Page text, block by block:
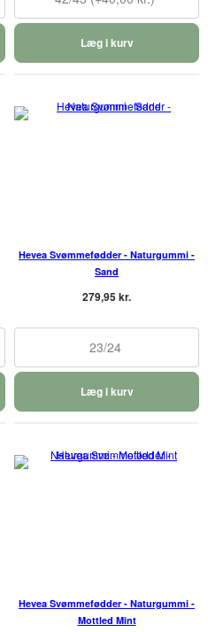
Læg i kurv
Hevea Svømmefødder - Naturgummi -
Sand
279,95 kr.
23/24
Læg i kurv
Hevea Svømmefødder - Naturgummi -
Mottled Mint